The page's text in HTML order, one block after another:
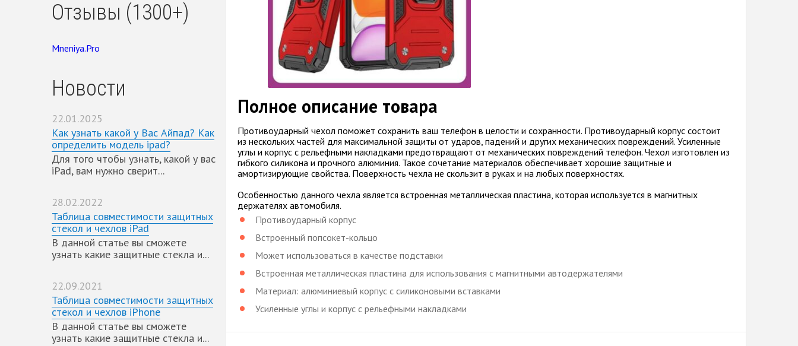
Отзывы (1300+)
Mneniya.Pro
Новости
22.01.2025
Как узнать какой у Вас Айпад? Как
определить модель ipad?
Для того чтобы узнать, какой у вас
iPad, вам нужно сверит...
28.02.2022
Таблица совместимости защитных
стекол и чехлов iPad
В данной статье вы сможете
узнать какие защитные стекла и...
22.09.2021
Таблица совместимости защитных
стекол и чехлов iPhone
В данной статье вы сможете
узнать какие защитные стекла и...
Полное описание товара
Противоударный чехол поможет сохранить ваш телефон в целости и сохранности. Противоударный корпус состоит
из нескольких частей для максимальной защиты от ударов, падений и других механических повреждений. Усиленные
углы и корпус с рельефными накладками предотвращают от механических повреждений телефон. Чехол изготовлен из
гибкого силикона и прочного алюминия. Такое сочетание материалов обеспечивает хорошие защитные и
амортизирующие свойства. Поверхность чехла не скользит в руках и на любых поверхностях.
Особенностью данного чехла является встроенная металлическая пластина, которая используется в магнитных
держателях автомобиля.
Противоударный корпус
Встроенный попсокет-кольцо
Может использоваться в качестве подставки
Встроенная металлическая пластина для использования с магнитными автодержателями
Материал: алюминиевый корпус с силиконовыми вставками
Усиленные углы и корпус с рельефными накладками